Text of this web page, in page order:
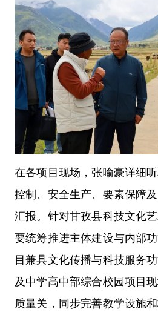
在各项目现场，张喻豪详细
控制、安全生产、要素保障
汇报。针对甘孜县科技文化
要统筹推进主体建设与内部
目兼具文化传播与科技服务
及中学高中部综合校园项目
质量关，同步完善教学设施